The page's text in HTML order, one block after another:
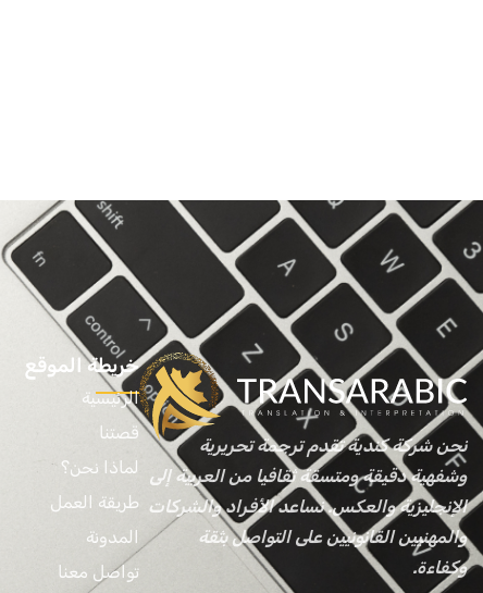
نحن شركة كندية تقدم ترجمة تحريرية
وشفهية دقيقة ومتسقة ثقافيا من العربية إلى
الإنجليزية والعكس. نساعد الأفراد والشركات
والمهنيين القانونيين على التواصل بثقة
وكفاءة.
خريطة الموقع
الرئيسية
قصتنا
لماذا نحن؟
طريقة العمل
المدونة
تواصل معنا